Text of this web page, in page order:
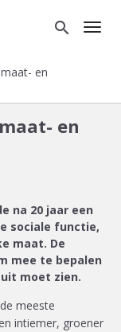
search
en
en
na 20 jaar een
sociale functie,
maat. De
mee te bepalen
moet zien.
meeste
intiemer, groener